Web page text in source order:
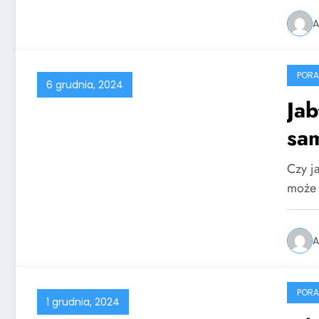
6 grudnia, 2024
Czy
1 grudnia, 2024